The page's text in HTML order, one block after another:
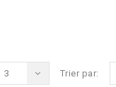
Trier par:
3